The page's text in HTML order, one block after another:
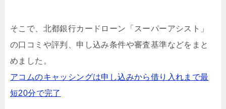
そこで、北都銀行カードローン「スーパーアシスト」
の口コミや評判、申し込み条件や審査基準などをまと
めました。
アコムのキャッシングは申し込みから借り入れまで最
短20分で完了